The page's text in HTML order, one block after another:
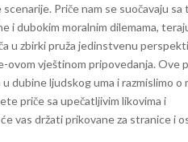
Priče nam se suočavaju sa
i dubokim moralnim dilemama,
u zbirki pruža jedinstvenu
vještinom pripovedanja. Ove
dubine ljudskog uma i razmislimo o
priče sa upečatljivim likovima i
vas držati prikovane za stranice i